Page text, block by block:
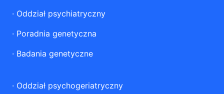
· Oddział psychiatryczny
· Poradnia genetyczna
· Badania genetyczne
· Oddział psychogeriatryczny